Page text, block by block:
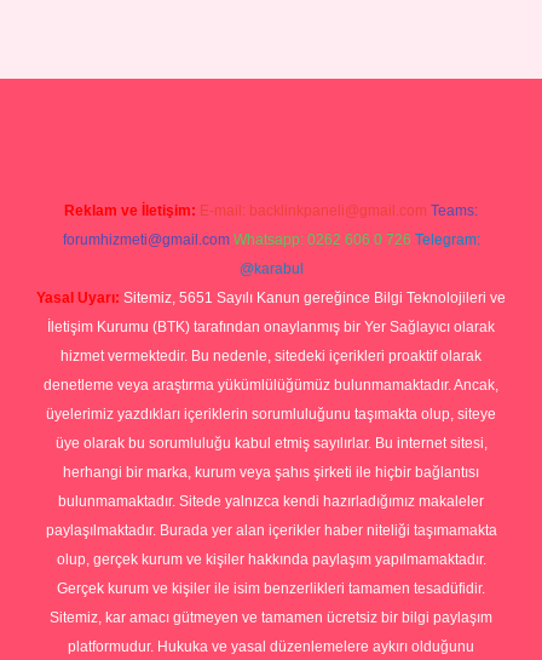
Reklam ve İletişim: E-mail: backlinkpaneli@gmail.com Teams:
forumhizmeti@gmail.com Whatsapp: 0262 606 0 726 Telegram:
@karabul
Yasal Uyarı: Sitemiz, 5651 Sayılı Kanun gereğince Bilgi Teknolojileri ve
İletişim Kurumu (BTK) tarafından onaylanmış bir Yer Sağlayıcı olarak
hizmet vermektedir. Bu nedenle, sitedeki içerikleri proaktif olarak
denetleme veya araştırma yükümlülüğümüz bulunmamaktadır. Ancak,
üyelerimiz yazdıkları içeriklerin sorumluluğunu taşımakta olup, siteye
üye olarak bu sorumluluğu kabul etmiş sayılırlar. Bu internet sitesi,
herhangi bir marka, kurum veya şahıs şirketi ile hiçbir bağlantısı
bulunmamaktadır. Sitede yalnızca kendi hazırladığımız makaleler
paylaşılmaktadır. Burada yer alan içerikler haber niteliği taşımamakta
olup, gerçek kurum ve kişiler hakkında paylaşım yapılmamaktadır.
Gerçek kurum ve kişiler ile isim benzerlikleri tamamen tesadüfidir.
Sitemiz, kar amacı gütmeyen ve tamamen ücretsiz bir bilgi paylaşım
platformudur. Hukuka ve yasal düzenlemelere aykırı olduğunu